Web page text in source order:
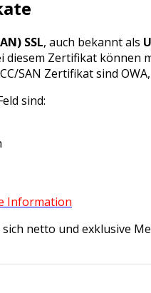
SSL, auch bekannt als
diesem Zertifikat können
SAN Zertifikat sind
sind:
Information
netto und exklusive